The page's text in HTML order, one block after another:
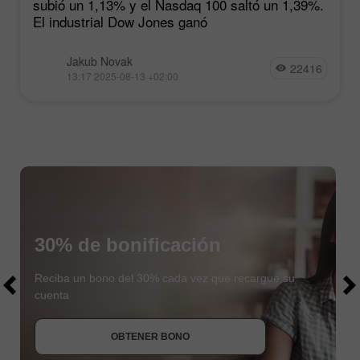
subió un 1,13% y el Nasdaq 100 saltó un 1,39%.
El industrial Dow Jones ganó
Jakub Novak
13:17 2025-08-13 +02:00 22416
$1000
UNIRSE AL CONCURSO
30% de bonificación
Reciba un bono del 30% cada vez que recargue su
cuenta
OBTENER BONO